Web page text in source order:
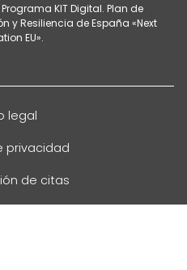
KIT Digital. Plan de
y Resiliencia de España «Next
EU».
legal
privacidad
de citas